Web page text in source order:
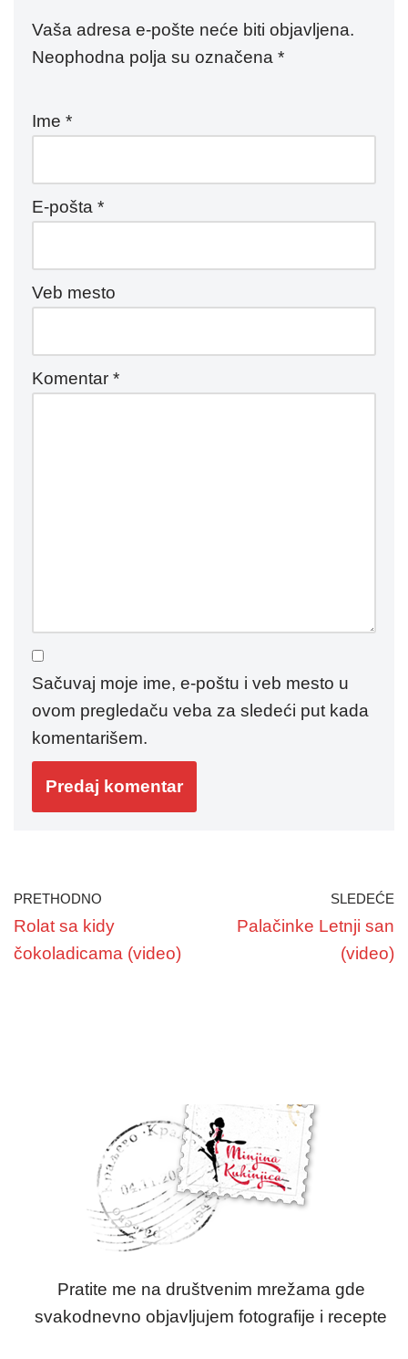
Vaša adresa e-pošte neće biti objavljena.
Neophodna polja su označena *
Ime *
E-pošta *
Veb mesto
Komentar *
Sačuvaj moje ime, e-poštu i veb mesto u
ovom pregledaču veba za sledeći put kada
komentarišem.
PRETHODNO
Rolat sa kidy
čokoladicama (video)
SLEDEĆE
Palačinke Letnji san
(video)
Pratite me na društvenim mrežama gde
svakodnevno objavljujem fotografije i recepte